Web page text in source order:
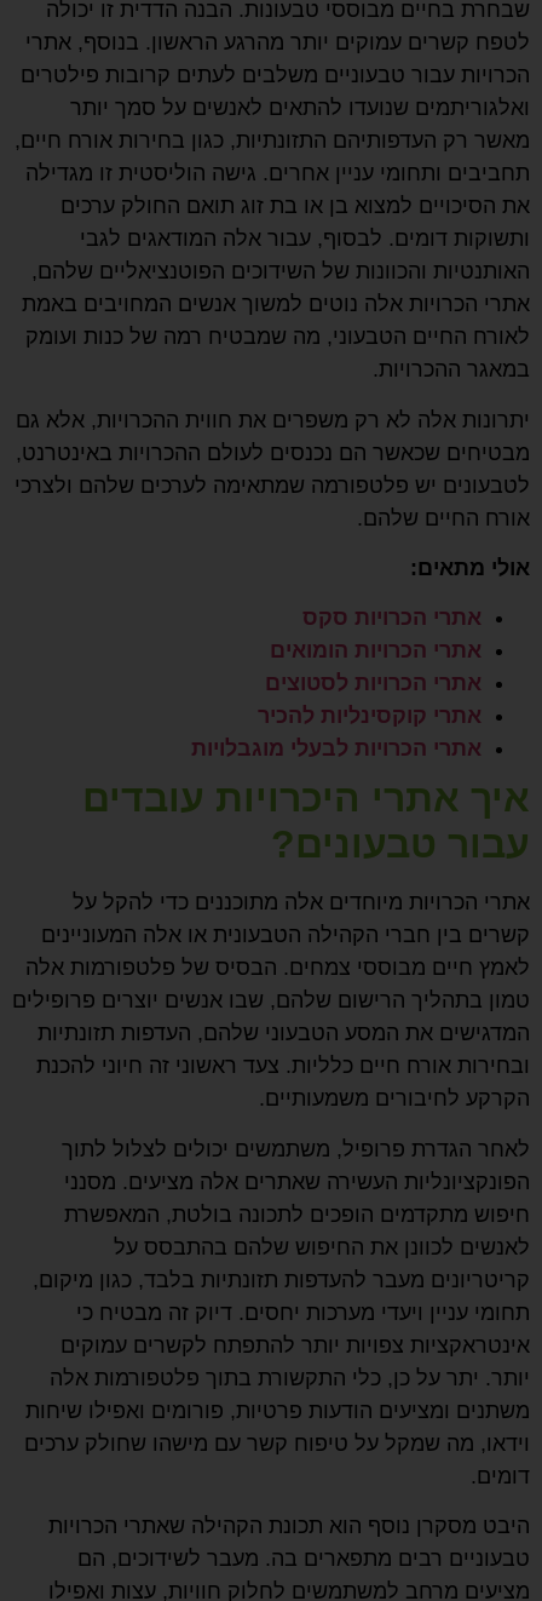
שבחרת בחיים מבוססי טבעונות. הבנה הדדית זו יכולה
לטפח קשרים עמוקים יותר מהרגע הראשון. בנוסף, אתרי
הכרויות עבור טבעוניים משלבים לעתים קרובות פילטרים
ואלגוריתמים שנועדו להתאים לאנשים על סמך יותר
מאשר רק העדפותיהם התזונתיות, כגון בחירות אורח חיים,
תחביבים ותחומי עניין אחרים. גישה הוליסטית זו מגדילה
את הסיכויים למצוא בן או בת זוג תואם החולק ערכים
ותשוקות דומים. לבסוף, עבור אלה המודאגים לגבי
האותנטיות והכוונות של השידוכים הפוטנציאליים שלהם,
אתרי הכרויות אלה נוטים למשוך אנשים המחויבים באמת
לאורח החיים הטבעוני, מה שמבטיח רמה של כנות ועומק
במאגר ההכרויות.
יתרונות אלה לא רק משפרים את חווית ההכרויות, אלא גם
מבטיחים שכאשר הם נכנסים לעולם ההכרויות באינטרנט,
לטבעונים יש פלטפורמה שמתאימה לערכים שלהם ולצרכי
אורח החיים שלהם.
אולי מתאים:
אתרי הכרויות סקס
אתרי הכרויות הומואים
אתרי הכרויות לסטוצים
אתרי קוקסינליות להכיר
אתרי הכרויות לבעלי מוגבלויות
איך אתרי היכרויות עובדים
עבור טבעונים?
אתרי הכרויות מיוחדים אלה מתוכננים כדי להקל על
קשרים בין חברי הקהילה הטבעונית או אלה המעוניינים
לאמץ חיים מבוססי צמחים. הבסיס של פלטפורמות אלה
טמון בתהליך הרישום שלהם, שבו אנשים יוצרים פרופילים
המדגישים את המסע הטבעוני שלהם, העדפות תזונתיות
ובחירות אורח חיים כלליות. צעד ראשוני זה חיוני להכנת
הקרקע לחיבורים משמעותיים.
לאחר הגדרת פרופיל, משתמשים יכולים לצלול לתוך
הפונקציונליות העשירה שאתרים אלה מציעים. מסנני
חיפוש מתקדמים הופכים לתכונה בולטת, המאפשרת
לאנשים לכוונן את החיפוש שלהם בהתבסס על
קריטריונים מעבר להעדפות תזונתיות בלבד, כגון מיקום,
תחומי עניין ויעדי מערכות יחסים. דיוק זה מבטיח כי
אינטראקציות צפויות יותר להתפתח לקשרים עמוקים
יותר. יתר על כן, כלי התקשורת בתוך פלטפורמות אלה
משתנים ומציעים הודעות פרטיות, פורומים ואפילו שיחות
וידאו, מה שמקל על טיפוח קשר עם מישהו שחולק ערכים
דומים.
היבט מסקרן נוסף הוא תכונת הקהילה שאתרי הכרויות
טבעוניים רבים מתפארים בה. מעבר לשידוכים, הם
מציעים מרחב למשתמשים לחלוק חוויות, עצות ואפילו